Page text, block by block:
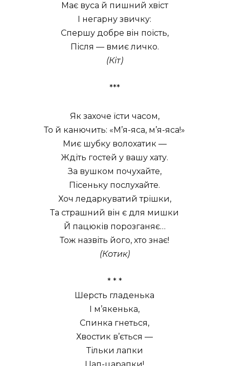
Має вуса й пишний хвіст
І негарну звичку:
Спершу добре він поїсть,
Після — вмиє личко.
(Кіт)
***
Як захоче їсти часом,
То й канючить: «М’я-яса, м’я-яса!»
Миє шубку волохатик —
Ждіть гостей у вашу хату.
За вушком почухайте,
Пісеньку послухайте.
Хоч ледаркуватий трішки,
Та страшний він є для мишки
Й пацюків порозганяє…
Тож назвіть його, хто знає!
(Котик)
* * *
Шерсть гладенька
І м’якенька,
Спинка гнеться,
Хвостик в’ється —
Тільки лапки
Цап-царапки!